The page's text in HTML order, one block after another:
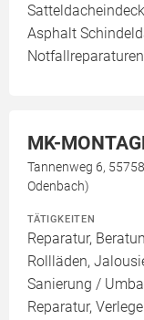
Asphalt
MK-
Tannenweg 6,
Odenbach)
TÄTIGKEITEN
Reparatur,
Rollläden,
Sanierung /
Reparatur,